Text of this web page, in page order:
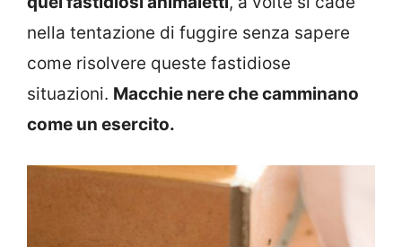
nella tentazione di fuggire senza sapere
come risolvere queste fastidiose
situazioni. Macchie nere che camminano
come un esercito.